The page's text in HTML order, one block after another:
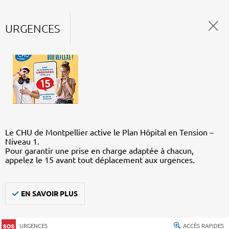
URGENCES
Le CHU de Montpellier active le Plan Hôpital en Tension –
Niveau 1.
Pour garantir une prise en charge adaptée à chacun,
appelez le 15 avant tout déplacement aux urgences.
EN SAVOIR PLUS
URGENCES ACCÈS RAPIDES